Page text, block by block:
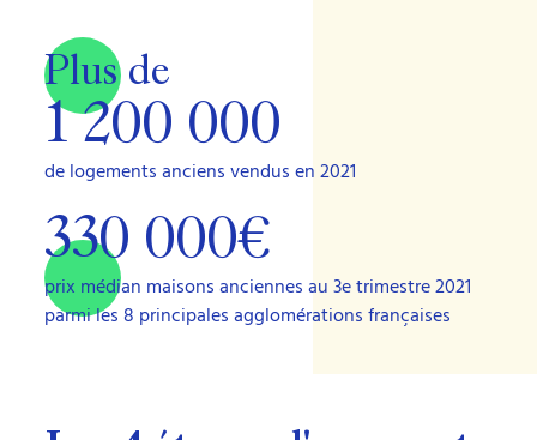
Plus de
1 200 000
de logements anciens vendus en 2021
330 000€
prix médian maisons anciennes au 3e trimestre 2021
parmi les 8 principales agglomérations françaises